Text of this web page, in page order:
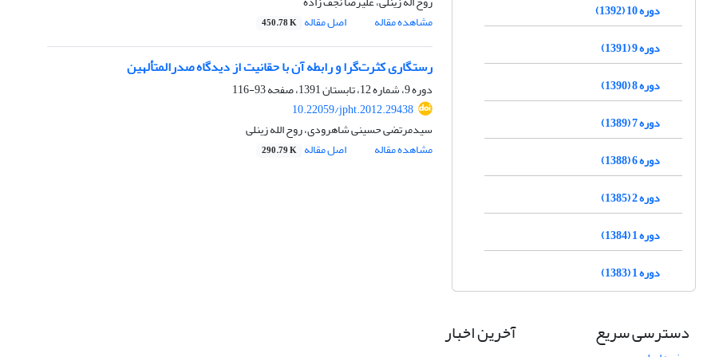
مشاهده مقاله
اصل مقاله 450.78 K
رستگاری کثرت‌گرا و رابطه آن با حقانیت از دیدگاه صدرالمتألهین
دوره 9، شماره 12، تابستان 1391، صفحه
93-116
10.22059/jpht.2012.29438
سیدمرتضی حسینی شاهرودی، روح الله زینلی
مشاهده مقاله
اصل مقاله 290.79 K
دوره 10 (1392)
دوره 9 (1391)
دوره 8 (1390)
دوره 7 (1389)
دوره 6 (1388)
دوره 2 (1385)
دوره 1 (1384)
دوره 1 (1383)
دسترسی سریع آخرین اخبار